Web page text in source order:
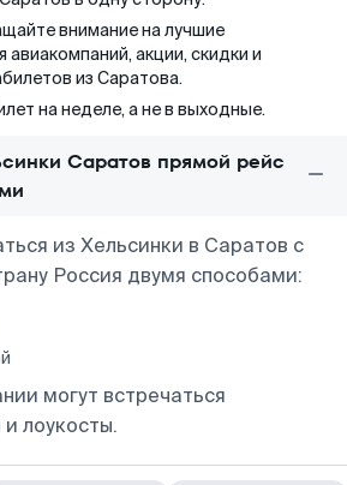
внимание на лучшие
акции, скидки и
из Саратова.
на неделе, а не в выходные.
Саратов прямой рейс
из Хельсинки в Саратов с
Россия двумя способами:
могут встречаться
лоукосты.